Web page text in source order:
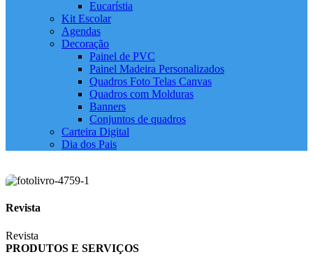
Eucarístia
Kit Escolar
Agendas
Decoração
Painel de PVC
Painel Madeira Personalizados
Quadros Foto Telas Canvas
Quadros com Molduras
Banners
Conjuntos de quadros
Carteira Digital
Dia dos Pais
Revista
Revista
PRODUTOS E SERVIÇOS